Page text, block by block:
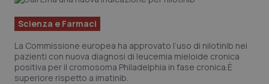
QS Pro
Abruzzo
QS Pro Gold
Scienza e Farmaci
La Commissione europea ha approvato l’uso di nilotinib nei
pazienti con nuova diagnosi di leucemia mieloide cronica
positiva per il cromosoma Philadelphia in fase cronica.È
superiore rispetto a imatinib.